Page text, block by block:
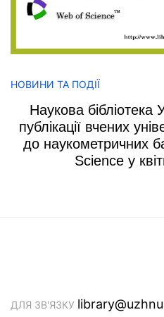
НОВИНИ ТА ПОДІЇ
Наукова
публікації вчених
до наукометричних
Science у
ДЛЯ ЗВ'ЯЗКУ